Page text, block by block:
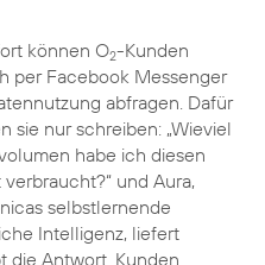
können O2-Kunden
per Facebook Messenger
abfragen. Dafür
sie nur schreiben: „Wieviel
habe ich diesen
und Aura,
selbstlernende
Intelligenz, liefert
die Antwort. Kunden